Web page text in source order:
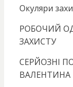
Окуляри
РОБОЧИЙ
ЗАХИСТУ
СЕРЙОЗНІ
ВАЛЕНТИНА